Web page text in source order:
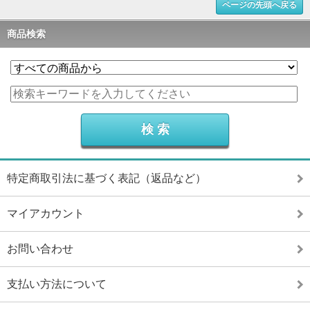
ページの先頭へ戻る
商品検索
特定商取引法に基づく表記（返品など）
マイアカウント
お問い合わせ
支払い方法について